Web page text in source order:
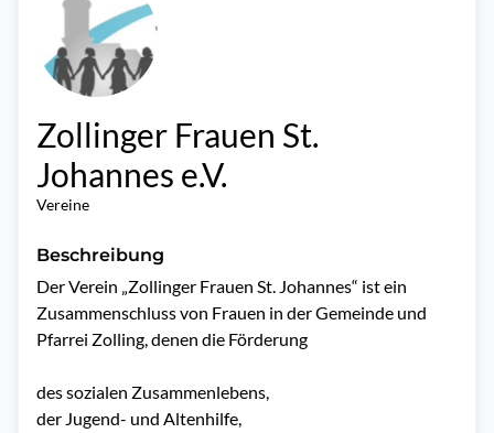
Zollinger Frauen St.
Johannes e.V.
Vereine
Beschreibung
Der Verein „Zollinger Frauen St. Johannes“ ist ein
Zusammenschluss von Frauen in der Gemeinde und
Pfarrei Zolling, denen die Förderung
des sozialen Zusammenlebens,
der Jugend- und Altenhilfe,